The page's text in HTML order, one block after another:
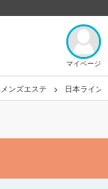
マイページ
ンズエステ 日本ライン